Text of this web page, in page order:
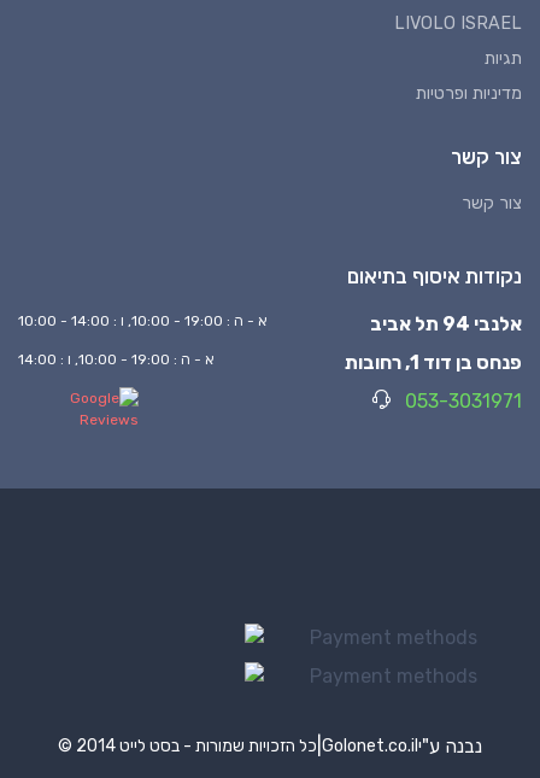
LIVOLO ISRAEL
תגיות
מדיניות ופרטיות
צור קשר
צור קשר
נקודות איסוף בתיאום
אלנבי 94 תל אביב א - ה : 19:00 - 10:00, ו : 14:00 - 10:00
פנחס בן דוד 1, רחובות א - ה : 19:00 - 10:00, ו : 14:00
053-3031971
© 2014 כל הזכויות שמורות - בסט לייט Golonet.co.il נבנה ע"י